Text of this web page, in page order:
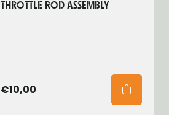
THROTTLE ROD ASSEMBLY
€10,00